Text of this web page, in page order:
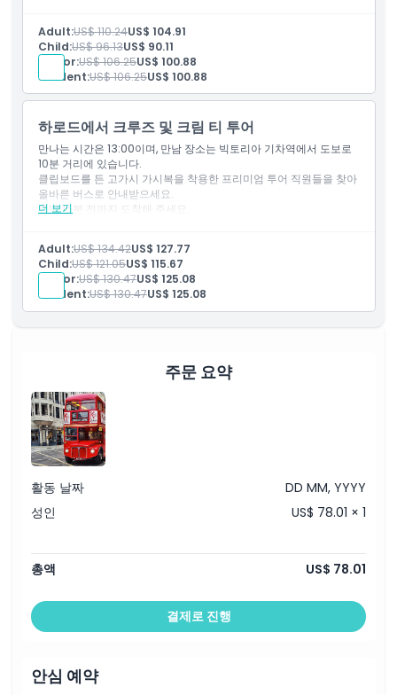
루즈, 피시 앤 칩스 점심 식사가 포함됩니다.
복귀 옵션은 출발 시간과 일정의 소요 시간에 따라 11:30 또는 16:30
에 가능합니다.
투어는 각 장소에서 종료되며, 자유롭게 더 탐험할 수 있습니다.
포함 사항
오픈탑 빈티지 버스를 타고 런던 파노라마 투어
템스강 리버 크루즈
버킹엄 궁전 외부에서 사진 촬영
점심으로 피시 앤 칩스 또는 채식 요리
마담 투소와 런던 타워를 제외한 만남 장소와 각 장소 간 교통편
Adult:US$ 110.24US$ 104.91
Child:US$ 96.13US$ 90.11
Senior:US$ 106.25US$ 100.88
Student:US$ 106.25US$ 100.88
하로드에서 크루즈 및 크림 티 투어
만나는 시간은 13:00이며, 만남 장소는 빅토리아 기차역에서 도보로
10분 거리에 있습니다.
클립보드를 든 고가시 가시복을 착용한 프리미엄 투어 직원들을 찾아
올바른 버스로 안내받으세요.
출발 15분 전까지 도착해 주세요.
즈 방문이 포함됩니다.
해롯 백화점 내 조지안에서 클래식한 런던식 애프터눈 티를 즐기세
귀환 시간은 17:00이며, 투어는 매장에서 종료되어 자유롭게 탐방을
계속할 수 있습니다.
더 보기
오픈탑 빈티지 버스로 런던 파노라마 투어
버킹엄 궁전과 런던 타워 외부 사진 촬영 정차
만남 장소와 각 장소 간 이동 서비스
클로티드 크림과 잼이 제공되는 홈메이드 스콘과 함께하는 특별
크림 티
Adult:US$ 134.42US$ 127.77
Child:US$ 121.05US$ 115.67
Senior:US$ 130.47US$ 125.08
Student:US$ 130.47US$ 125.08
주문 요약
활동 날짜
DD MM, YYYY
성인
US$ 78.01 × 1
총액 US$ 78.01
결제로 진행
안심 예약